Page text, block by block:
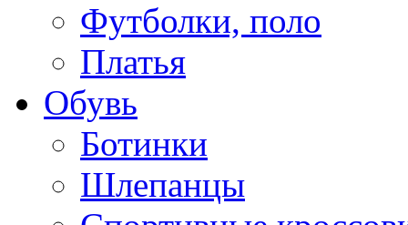
Футболки, поло
Платья
Обувь
Ботинки
Шлепанцы